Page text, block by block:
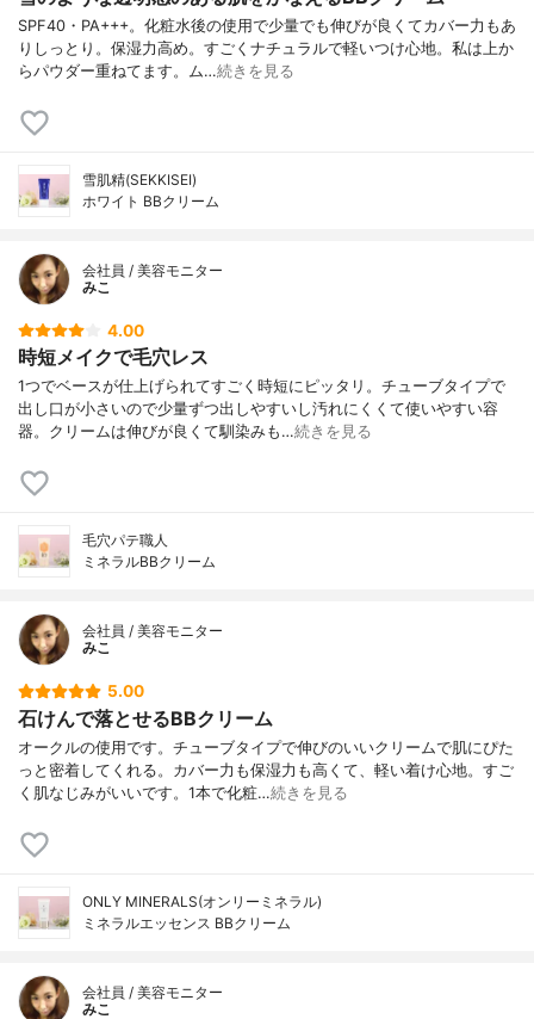
SPF40・PA+++。化粧水後の使用で少量でも伸びが良くてカバー力もあ
りしっとり。保湿力高め。すごくナチュラルで軽いつけ心地。私は上か
らパウダー重ねてます。ム…続きを見る
雪肌精(SEKKISEI)
ホワイト BBクリーム
会社員 / 美容モニター
みこ
4.00
時短メイクで毛穴レス
1つでベースが仕上げられてすごく時短にピッタリ。チューブタイプで
出し口が小さいので少量ずつ出しやすいし汚れにくくて使いやすい容
器。クリームは伸びが良くて馴染みも…続きを見る
毛穴パテ職人
ミネラルBBクリーム
会社員 / 美容モニター
みこ
5.00
石けんで落とせるBBクリーム
オークルの使用です。チューブタイプで伸びのいいクリームで肌にぴた
っと密着してくれる。カバー力も保湿力も高くて、軽い着け心地。すご
く肌なじみがいいです。1本で化粧…続きを見る
ONLY MINERALS(オンリーミネラル)
ミネラルエッセンス BBクリーム
会社員 / 美容モニター
みこ